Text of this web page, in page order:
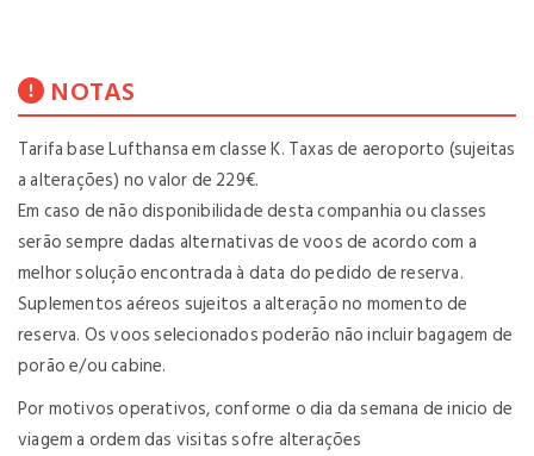
NOTAS
Tarifa base Lufthansa em classe K. Taxas de aeroporto (sujeitas
a alterações) no valor de 229€.
Em caso de não disponibilidade desta companhia ou classes
serão sempre dadas alternativas de voos de acordo com a
melhor solução encontrada à data do pedido de reserva.
Suplementos aéreos sujeitos a alteração no momento de
reserva. Os voos selecionados poderão não incluir bagagem de
porão e/ou cabine.
Por motivos operativos, conforme o dia da semana de inicio de
viagem a ordem das visitas sofre alterações